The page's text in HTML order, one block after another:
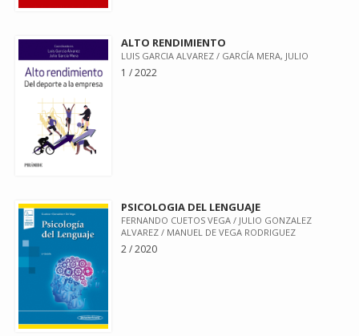
ALTO RENDIMIENTO
LUIS GARCIA ALVAREZ / GARCÍA MERA, JULIO
1 / 2022
PSICOLOGIA DEL LENGUAJE
FERNANDO CUETOS VEGA / JULIO GONZALEZ
ALVAREZ / MANUEL DE VEGA RODRIGUEZ
2 / 2020